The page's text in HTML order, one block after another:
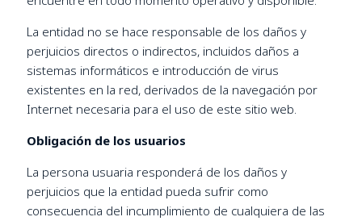
La entidad no se hace responsable de los daños y
perjuicios directos o indirectos, incluidos daños a
sistemas informáticos e introducción de virus
existentes en la red, derivados de la navegación por
Internet necesaria para el uso de este sitio web.
Obligación de los usuarios
La persona usuaria responderá de los daños y
perjuicios que la entidad pueda sufrir como
consecuencia del incumplimiento de cualquiera de las